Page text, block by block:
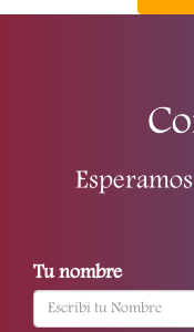
Tu nombre